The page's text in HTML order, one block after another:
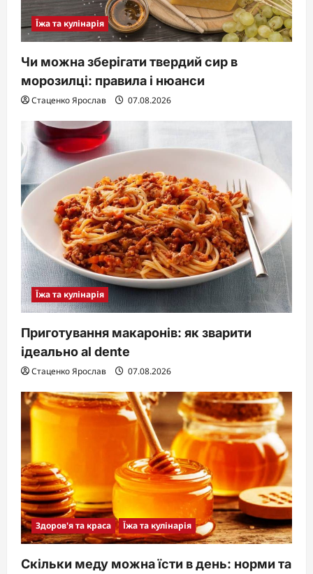
Їжа та кулінарія
Чи можна зберігати твердий сир в
морозилці: правила і нюанси
Стаценко Ярослав 07.08.2026
Їжа та кулінарія
Приготування макаронів: як зварити
ідеально al dente
Стаценко Ярослав 07.08.2026
Здоров'я та краса Їжа та кулінарія
Скільки меду можна їсти в день: норми та